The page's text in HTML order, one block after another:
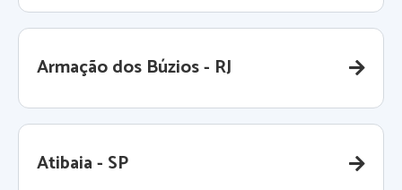
Armação dos Búzios - RJ
Atibaia - SP